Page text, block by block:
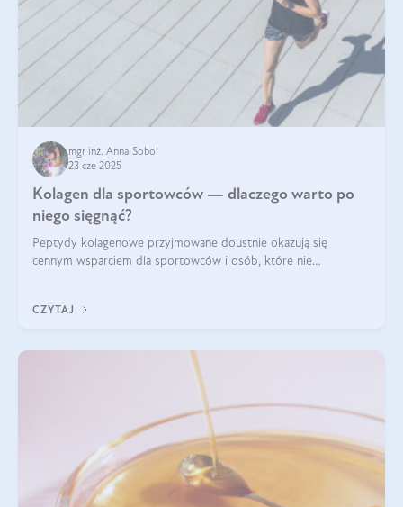
mgr inż. Anna Sobol
23 cze 2025
Kolagen dla sportowców — dlaczego warto po
niego sięgnąć?
Peptydy kolagenowe przyjmowane doustnie okazują się
cennym wsparciem dla sportowców i osób, które nie
CZYTAJ